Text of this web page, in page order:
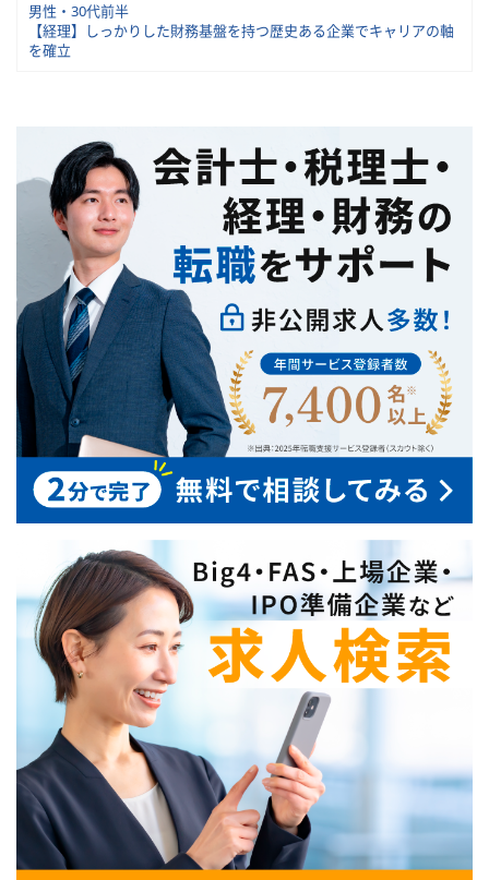
男性・30代前半
【経理】しっかりした財務基盤を持つ歴史ある企業でキャリアの軸
を確立